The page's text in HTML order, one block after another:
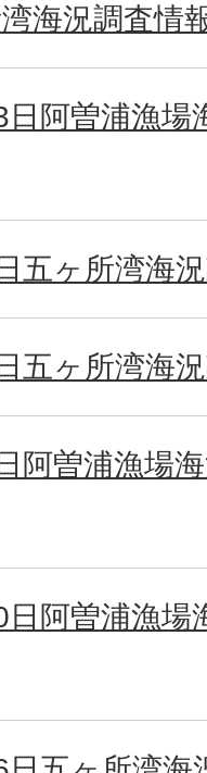
海況調査情
阿曽浦漁場
五ヶ所湾海
五ヶ所湾海
阿曽浦漁場
阿曽浦漁場